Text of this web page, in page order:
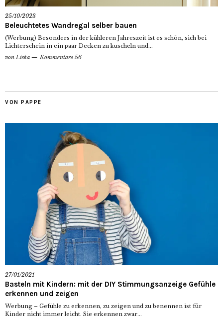
25/10/2023
Beleuchtetes Wandregal selber bauen
(Werbung) Besonders in der kühleren Jahreszeit ist es schön, sich bei
Lichterschein in ein paar Decken zu kuscheln und...
von Liska Kommentare 56
VON PAPPE
27/01/2021
Basteln mit Kindern: mit der DIY Stimmungsanzeige Gefühle
erkennen und zeigen
Werbung – Gefühle zu erkennen, zu zeigen und zu benennen ist für
Kinder nicht immer leicht. Sie erkennen zwar...